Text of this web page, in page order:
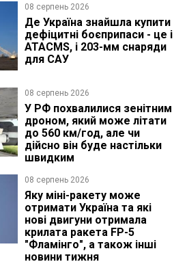
08 серпень 2026
Де Україна знайшла купити
дефіцитні боєприпаси - це і
ATACMS, і 203-мм снаряди
для САУ
08 серпень 2026
У РФ похвалилися зенітним
дроном, який може літати
до 560 км/год, але чи
дійсно він буде настільки
швидким
08 серпень 2026
Яку міні-ракету може
отримати Україна та які
нові двигуни отримала
крилата ракета FP-5
"Фламінго", а також інші
новини тижня